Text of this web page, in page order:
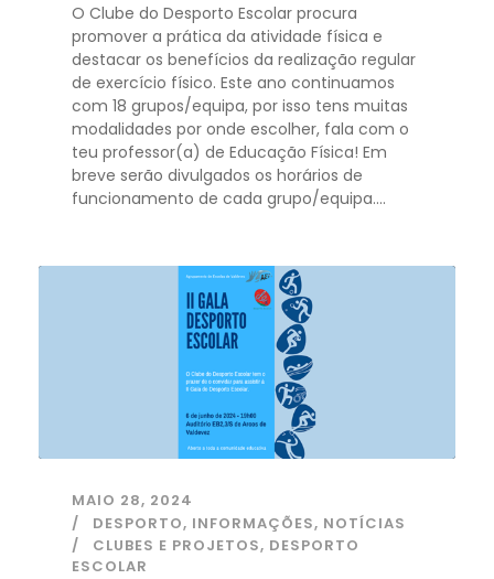
O Clube do Desporto Escolar procura
promover a prática da atividade física e
destacar os benefícios da realização regular
de exercício físico. Este ano continuamos
com 18 grupos/equipa, por isso tens muitas
modalidades por onde escolher, fala com o
teu professor(a) de Educação Física! Em
breve serão divulgados os horários de
funcionamento de cada grupo/equipa....
MAIO 28, 2024
DESPORTO, INFORMAÇÕES, NOTÍCIAS
CLUBES E PROJETOS, DESPORTO
ESCOLAR